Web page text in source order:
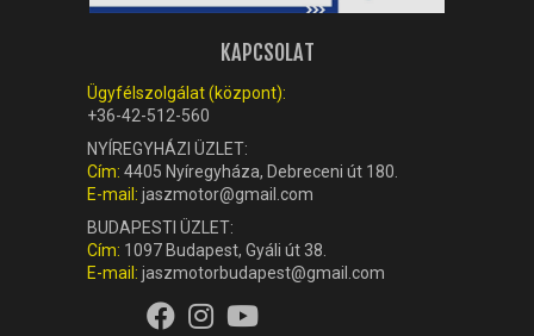
KAPCSOLAT
Ügyfélszolgálat (központ):
+36-42-512-560
NYÍREGYHÁZI ÜZLET:
Cím: 4405 Nyíregyháza, Debreceni út 180.
E-mail: jaszmotor@gmail.com
BUDAPESTI ÜZLET:
Cím: 1097 Budapest, Gyáli út 38.
E-mail: jaszmotorbudapest@gmail.com